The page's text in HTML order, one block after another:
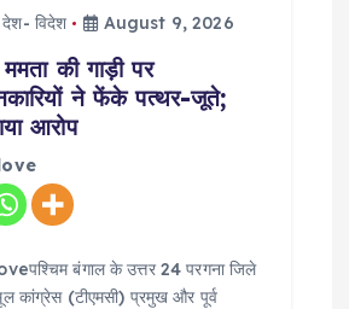
देश- विदेश August 9, 2026
की गाड़ी पर
ने फेंके पत्थर-जूते;
आरोप
बंगाल के उत्तर 24 परगना जिले
कांग्रेस (टीएमसी) प्रमुख और पूर्व